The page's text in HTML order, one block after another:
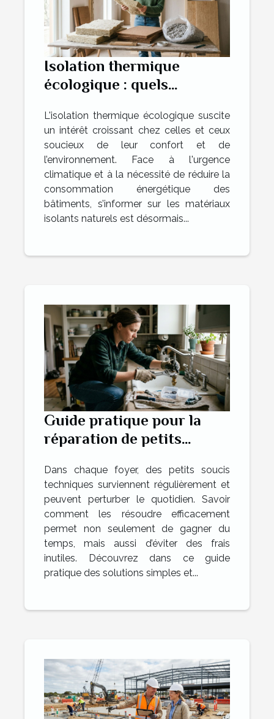
Isolation thermique
écologique : quels
L'isolation thermique écologique suscite
un intérêt croissant chez celles et ceux
soucieux de leur confort et de
l’environnement. Face à l'urgence
climatique et à la nécessité de réduire la
consommation énergétique des
bâtiments, s’informer sur les matériaux
isolants naturels est désormais...
Guide pratique pour la
réparation de petits
Dans chaque foyer, des petits soucis
techniques surviennent régulièrement et
peuvent perturber le quotidien. Savoir
comment les résoudre efficacement
permet non seulement de gagner du
temps, mais aussi d’éviter des frais
inutiles. Découvrez dans ce guide
pratique des solutions simples et...